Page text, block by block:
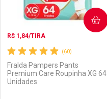
(60)
R$ 1,84/TIRA
Fralda Pampers Pants
Premium Care Roupinha XG 64
Unidades
COMPRAR